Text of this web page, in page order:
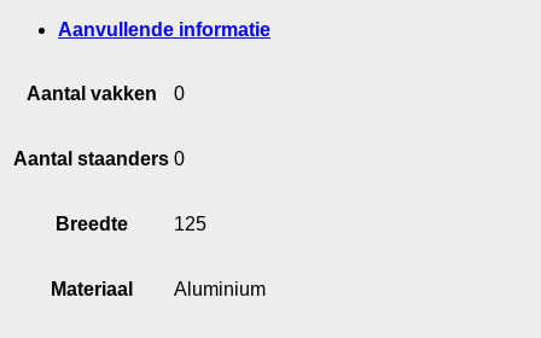
Aanvullende informatie
Aantal vakken 0
Aantal staanders 0
Breedte 125
Materiaal Aluminium